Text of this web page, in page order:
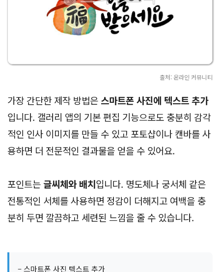
출처: 온라인 커뮤니티
가장 간단한 제작 방법은 스마트폰 사진에 텍스트 추가
입니다. 갤러리 앱의 기본 편집 기능으로도 충분히 감각
적인 인사 이미지를 만들 수 있고 포토샵이나 캔바를 사
용하면 더 전문적인 결과물을 얻을 수 있어요.
포인트는 글씨체와 배치입니다. 명도체나 궁서체 같은
전통적인 서체를 사용하면 정감이 더해지고 여백을 충
분히 두면 깔끔하고 세련된 느낌을 줄 수 있습니다.
– 스마트폰 사진 텍스트 추가